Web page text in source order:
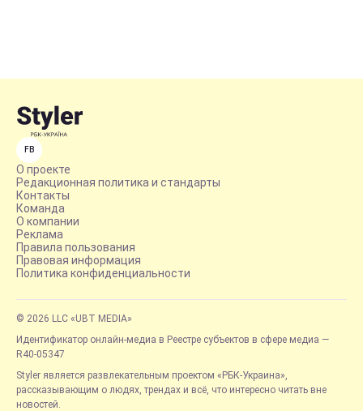
FB
О проекте
Редакционная политика и стандарты
Контакты
Команда
О компании
Реклама
Правила пользования
Правовая информация
Политика конфиденциальности
© 2026 LLC «UBT MEDIA»
Идентификатор онлайн-медиа в Реестре субъектов в сфере медиа —
R40-05347
Styler является развлекательным проектом «РБК-Украина»,
рассказывающим о людях, трендах и всё, что интересно читать вне
новостей.